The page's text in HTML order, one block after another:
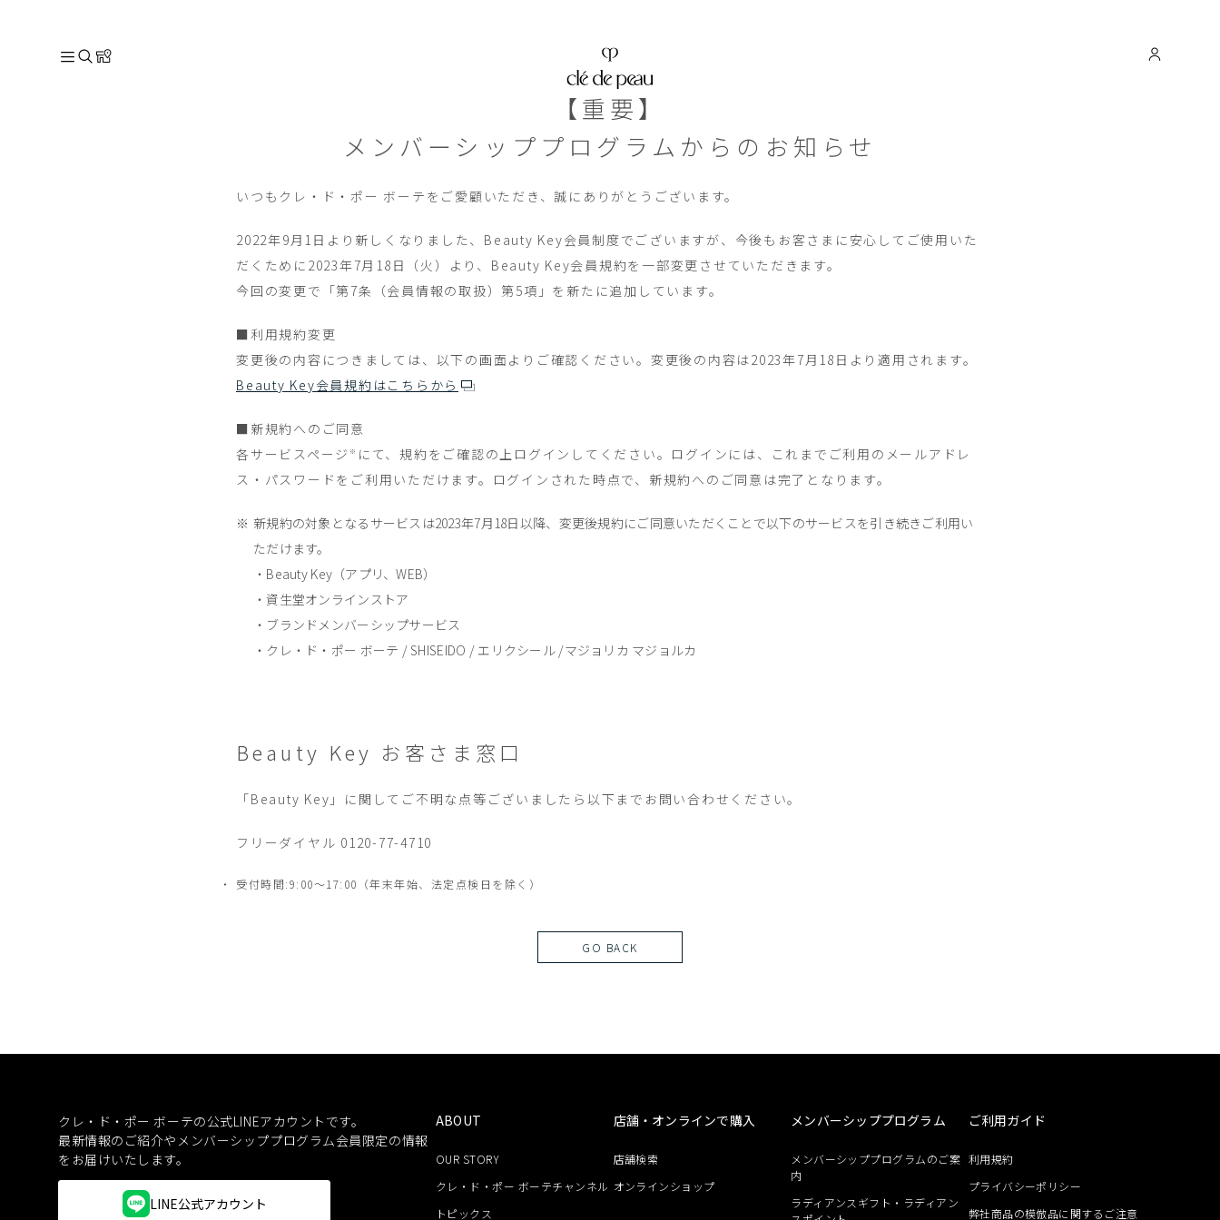
【重要】
メンバーシッププログラムからのお知らせ
いつもクレ・ド・ポー ボーテをご愛顧いただき、誠にありがとうございます。
2022年9月1日より新しくなりました、Beauty Key会員制度でございますが、今後もお客さまに安心してご使用いた
だくために2023年7月18日（火）より、Beauty Key会員規約を一部変更させていただきます。
今回の変更で「第7条（会員情報の取扱）第5項」を新たに追加しています。
■利用規約変更
変更後の内容につきましては、以下の画面よりご確認ください。変更後の内容は2023年7月18日より適用されます。
Beauty Key会員規約はこちらから
■新規約へのご同意
各サービスページ ※ にて、規約をご確認の上ログインしてください。ログインには、これまでご利用のメールアドレ
ス・パスワードをご利用いただけます。ログインされた時点で、新規約へのご同意は完了となります。
新規約の対象となるサービスは2023年7月18日以降、変更後規約にご同意いただくことで以下のサービスを引き続きご利用い
ただけます。
・Beauty Key（アプリ、WEB）
・資生堂オンラインストア
・ブランドメンバーシップサービス
・クレ・ド・ポー ボーテ / SHISEIDO / エリクシール /マジョリカ マジョルカ
Beauty Key お客さま窓口
「Beauty Key」に関してご不明な点等ございましたら以下までお問い合わせください。
フリーダイヤル 0120-77-4710
受付時間:9:00～17:00（年末年始、法定点検日を除く）
GO BACK
クレ・ド・ポー ボーテの公式LINEアカウントです。
最新情報のご紹介やメンバーシッププログラム会員限定の情報
をお届けいたします。
LINE公式アカウント
ABOUT
OUR STORY
クレ・ド・ポー ボーテチャンネル
トピックス
店舗・オンラインで購入
店舗検索
オンラインショップ
メンバーシッププログラム
メンバーシッププログラムのご案
内
ラディアンスギフト・ラディアン
ご利用ガイド
利用規約
プライバシーポリシー
弊社商品の模倣品に関するご注意